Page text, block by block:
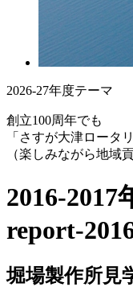
2026-27年度テーマ
創立100周年でも
「さすが大津ロータリ
（楽しみながら地域貢
2016-2017
report-
堀場製作所見